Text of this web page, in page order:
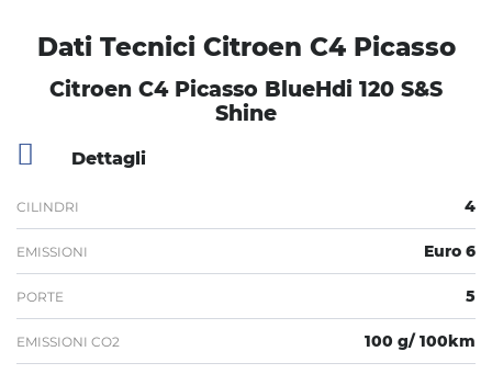
Dati Tecnici Citroen C4 Picasso
Citroen C4 Picasso BlueHdi 120 S&S
Shine
Dettagli
CILINDRI 4
EMISSIONI Euro 6
PORTE 5
EMISSIONI CO2 100 g/ 100km